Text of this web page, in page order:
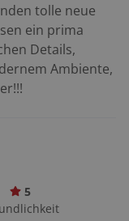
Piesport und
die
entlang
am besten
Hinter
schmal und
tolle neue
ein prima
Details,
Ambiente,
5